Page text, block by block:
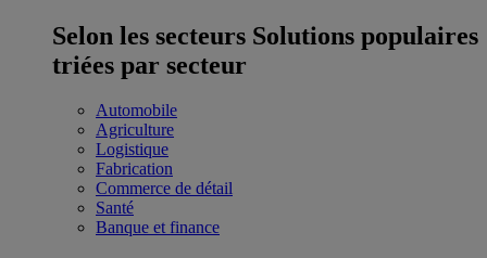
Selon les secteurs Solutions populaires
triées par secteur
Automobile
Agriculture
Logistique
Fabrication
Commerce de détail
Santé
Banque et finance